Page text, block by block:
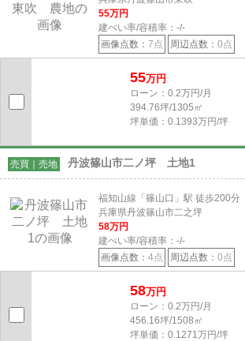
55万円
建ぺい率/容積率： -/-
画像点数： 7点 周辺点数： 0点
55万円
ローン：0.2万円/月
394.76坪/1305㎡
坪単価：0.1393万円/坪
売買｜売地 丹波篠山市二ノ坪 土地1
福知山線「篠山口」駅 徒歩200分
兵庫県丹波篠山市二之坪
58万円
建ぺい率/容積率： -/-
画像点数： 4点 周辺点数： 0点
58万円
ローン：0.2万円/月
456.16坪/1508㎡
坪単価：0.1271万円/坪